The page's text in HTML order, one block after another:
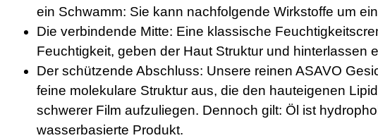
ein Schwamm: Sie kann nachfolgende Wirkstoffe um
Die verbindende Mitte: Eine klassische
Feuchtigkeit, geben der Haut Struktur und hinterlassen
Der schützende Abschluss: Unsere reinen ASAVO
feine molekulare Struktur aus, die den hauteigenen
schwerer Film aufzuliegen. Dennoch gilt: Öl ist
wasserbasierte Produkt.